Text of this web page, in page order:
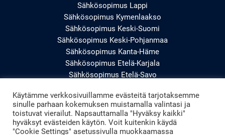
Sähkösopimus Lappi
Sähkösopimus Kymenlaakso
Sähkösopimus Keski-Suomi
Sähkösopimus Keski-Pohjanmaa
Sähkösopimus Kanta-Häme
Sähkösopimus Etelä-Karjala
Sähkösopimus Etelä-Savo
Sähkösopimus Uusimaa
Sähkösopimus Varsinais-Suomi
Käytämme verkkosivuillamme evästeitä tarjotaksemme
sinulle parhaan kokemuksen muistamalla valintasi ja
toistuvat vierailut. Napsauttamalla "Hyväksy kaikki"
hyväksyt evästeiden käytön. Voit kuitenkin käydä
"Cookie Settings" asetussivulla muokkaamassa